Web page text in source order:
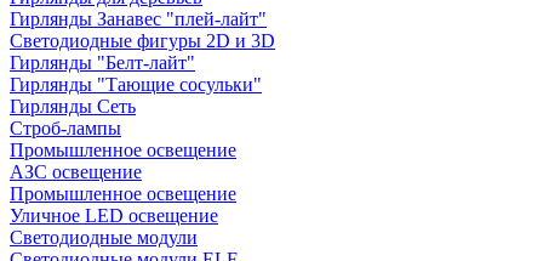
Гирлянды Занавес "плей-лайт"
Светодиодные фигуры 2D и 3D
Гирлянды "Белт-лайт"
Гирлянды "Тающие сосульки"
Гирлянды Сеть
Строб-лампы
Промышленное освещение
АЗС освещение
Промышленное освещение
Уличное LED освещение
Светодиодные модули